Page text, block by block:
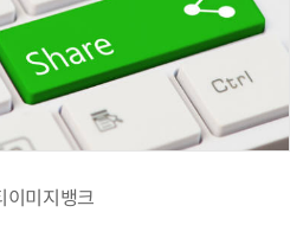
미지뱅크